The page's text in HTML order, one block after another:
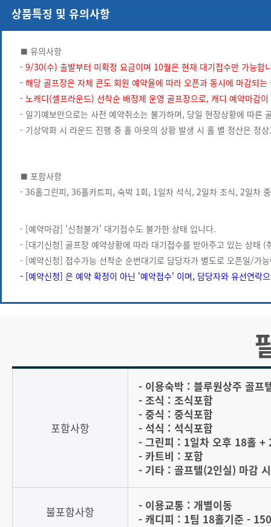
상품특징 및 유의사항
■ 유의사항
- 9/30(수) 출발부터 미확정 요금이며 10월은 현재 대기접수만 가능합
- 해당 골프장은 자체 콘도 회원 예약율에 따라 오픈과 동시에 마감되
- 노캐디(셀프라운드) 선착순 배정제 운영 골프장으로, 캐디 예약마감
- 일기예보만으로는 사전 예약취소는 불가하며, 당일 현장상황에 따른
- 기상악화 시 라운드 진행 중 홀 아웃의 상황 발생 시 홀 별 정산은 정
■ 포함사항
- 36홀그린피, 36홀카트피, 숙박 1회, 1일차 석식, 2일차 조식, 2일차
- [예약마감] '신청불가' 대기접수도 불가한 상태 입니다.
- [대기신청] 골프장 예약상황에 따라 대기접수를 받아주고 있는 상태
- [예약신청] 접수가능 선착순 순번대기로 담당자가 별도로 오픈일/가
- [예약신청] 은 예약 확정이 아닌 '예약접수' 이며, 담당자와 유선연락
포함사항
- 이용숙박 : 블루원상주 골프
- 조식 : 조식포함
- 중식 : 중식포함
- 석식 : 석식포함
- 그린피 : 1일차 오후 18홀 +
- 카트비 : 포함
- 기타 : 골프텔(2인실) 마감
불포함사항
- 이용교통 : 개별이동
- 캐디피 : 1팀 18홀기준 -